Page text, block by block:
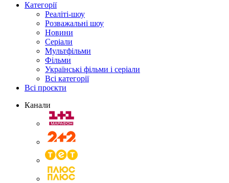
Категорії
Реаліті-шоу
Розважальні шоу
Новини
Серіали
Мультфільми
Фільми
Українські фільми і серіали
Всі категорії
Всі проєкти
Канали